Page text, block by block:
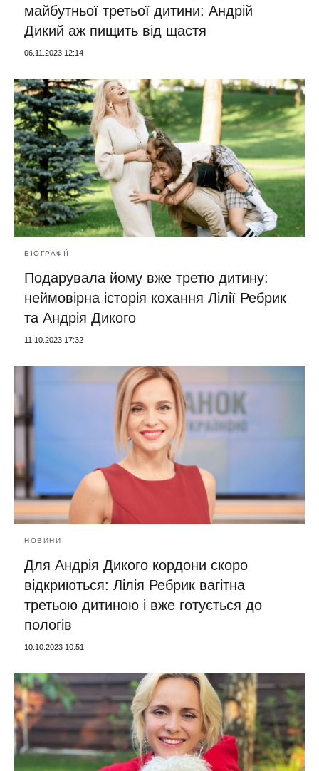
майбутньої третьої дитини: Андрій
Дикий аж пищить від щастя
06.11.2023 12:14
БІОГРАФІЇ
Подарувала йому вже третю дитину:
неймовірна історія кохання Лілії Ребрик
та Андрія Дикого
11.10.2023 17:32
НОВИНИ
Для Андрія Дикого кордони скоро
відкриються: Лілія Ребрик вагітна
третьою дитиною і вже готується до
пологів
10.10.2023 10:51